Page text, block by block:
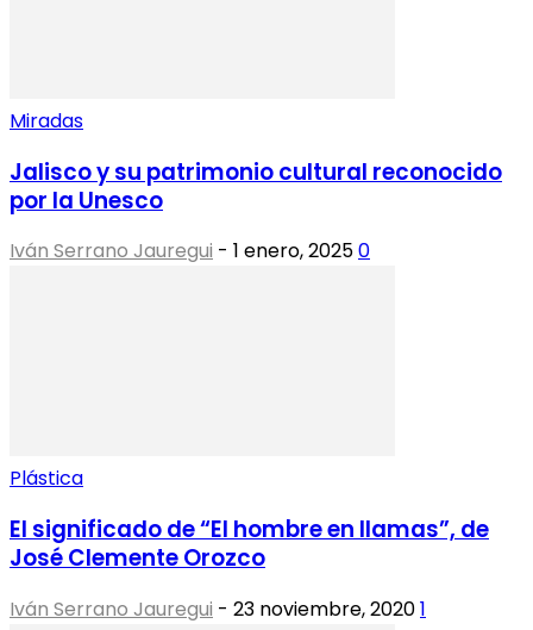
Miradas
Jalisco y su patrimonio cultural reconocido
por la Unesco
Iván Serrano Jauregui - 1 enero, 20250
Plástica
El significado de “El hombre en llamas”, de
José Clemente Orozco
Iván Serrano Jauregui - 23 noviembre, 20201